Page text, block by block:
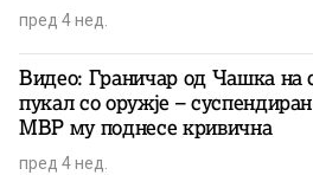
пред 4 нед.
Видео: Граничар од Чашка на
пукал со оружје –
МВР му поднесе кривична
пред 4 нед.